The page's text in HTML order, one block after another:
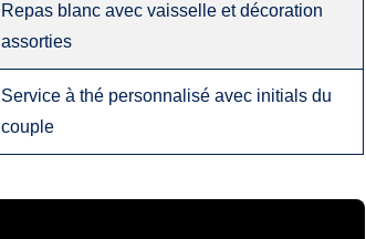
Repas blanc avec vaisselle et décoration
assorties
Service à thé personnalisé avec initials du
couple